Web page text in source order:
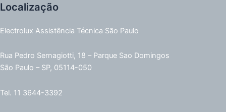
Localização
Electrolux Assistência Técnica São Paulo
Rua Pedro Sernagiotti, 18 – Parque Sao Domingos
São Paulo – SP, 05114-050
Tel. 11 3644-3392